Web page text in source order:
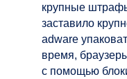
крупные
заставило
adware
время,
с помощью